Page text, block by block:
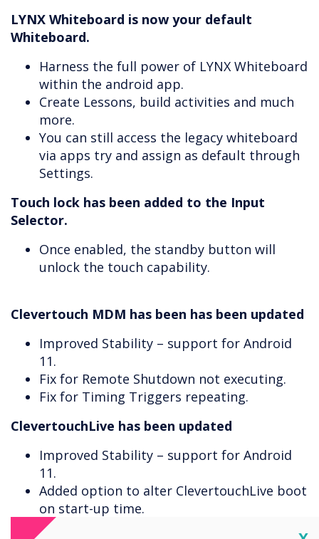
LYNX Whiteboard is now your default
Whiteboard.
Harness the full power of LYNX Whiteboard
within the android app.
Create Lessons, build activities and much
more.
You can still access the legacy whiteboard
via apps try and assign as default through
Settings.
Touch lock has been added to the Input
Selector.
Once enabled, the standby button will
unlock the touch capability.
Clevertouch MDM has been has been updated
Improved Stability – support for Android
11.
Fix for Remote Shutdown not executing.
Fix for Timing Triggers repeating.
ClevertouchLive has been updated
Improved Stability – support for Android
11.
Added option to alter ClevertouchLive boot
on start-up time.
ClevertouchLive will now prompt that